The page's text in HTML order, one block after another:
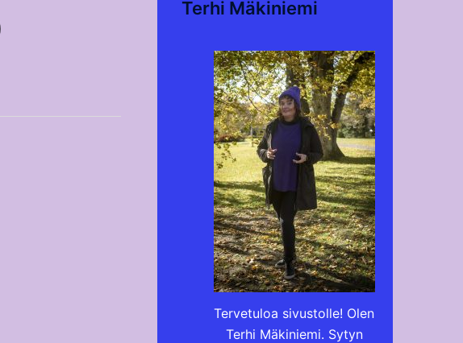
Terhi Mäkiniemi
Tervetuloa sivustolle! Olen
Terhi Mäkiniemi. Sytyn